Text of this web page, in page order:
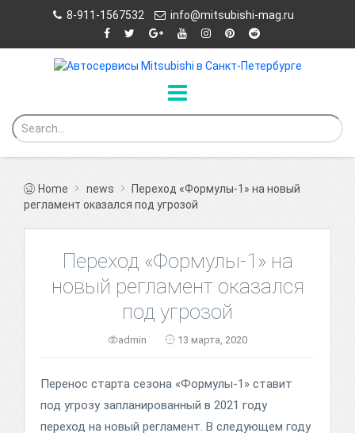
8-911-1567532 info@mitsubishi-mag.ru
Home news
Переход «Формулы-1» на новый
регламент оказался под угрозой
Переход «Формулы-1» на
новый регламент оказался
под угрозой
admin 13 марта, 2020
Перенос старта сезона «Формулы-1» ставит
под угрозу запланированный в 2021 году
переход на новый регламент. В следующем году